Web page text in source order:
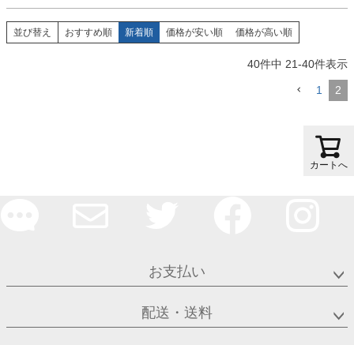
並び替え おすすめ順 新着順 価格が安い順 価格が高い順
40件中 21-40件表示
1 2
お支払い
配送・送料
カートへ